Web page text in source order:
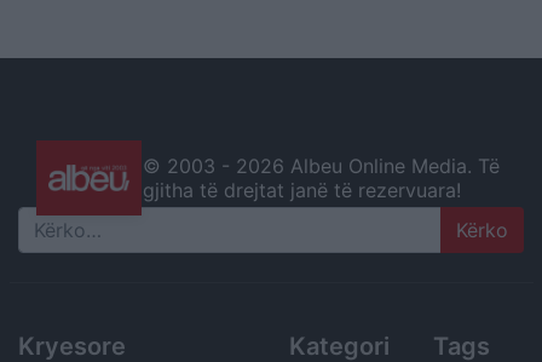
© 2003 - 2026 Albeu Online Media. Të
gjitha të drejtat janë të rezervuara!
Search
Kryesore Kategori Tags